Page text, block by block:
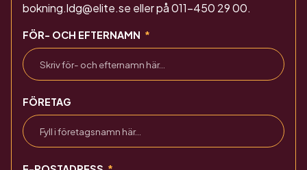
bokning.ldg@elite.se eller på 011-450 29 00.
FÖR- OCH EFTERNAMN
FÖRETAG